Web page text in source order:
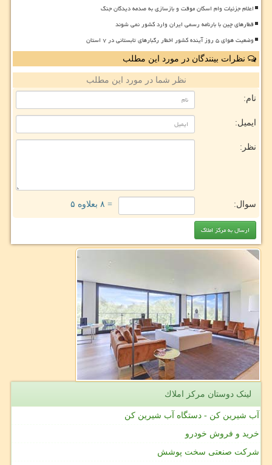
اعلام جزئیات وام اسکان موقت و بازسازی به صدمه دیدگان جنگ
قطارهای چین با بارنامه رسمی ایران وارد کشور نمی شوند
وضعیت هوای ۵ روز آینده کشور اخطار رگبارهای تابستانی در ۷ استان
نظرات بینندگان در مورد این مطلب
نظر شما در مورد این مطلب
نام:
ایمیل:
نظر:
سوال: = ۸ بعلاوه ۵
لینک دوستان مركز املاك
آب شیرین کن - دستگاه آب شیرین کن
خرید و فروش خودرو
شرکت صنعتی سخت پوشش